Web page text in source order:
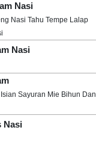
Nasi
Nasi Tahu Tempe Lalap
Nasi
Sayuran Mie Bihun Dan
Nasi